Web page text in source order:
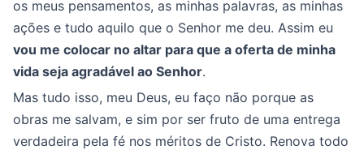
os meus pensamentos, as minhas palavras, as minhas
ações e tudo aquilo que o Senhor me deu. Assim eu
vou me colocar no altar para que a oferta de minha
vida seja agradável ao Senhor.
Mas tudo isso, meu Deus, eu faço não porque as
obras me salvam, e sim por ser fruto de uma entrega
verdadeira pela fé nos méritos de Cristo. Renova todo